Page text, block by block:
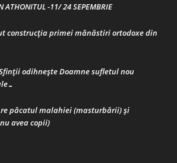
ATHONITUL -11/ 24 SEPEMBRIE
construcţia primei mănăstiri ortodoxe din
odihnește Doamne sufletul nou
păcatul malahiei (masturbării) şi
avea copii)